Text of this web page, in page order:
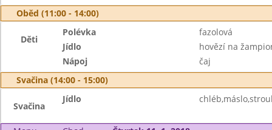
Oběd (11:00 - 14:00)
Děti
Polévka
fazolová
Jídlo
hovězí na
Nápoj
čaj
Svačina (14:00 - 15:00)
Svačina
Jídlo